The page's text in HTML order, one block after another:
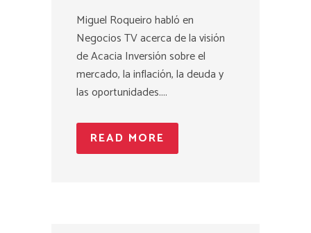
Miguel Roqueiro habló en
Negocios TV acerca de la visión
de Acacia Inversión sobre el
mercado, la inflación, la deuda y
las oportunidades....
READ MORE